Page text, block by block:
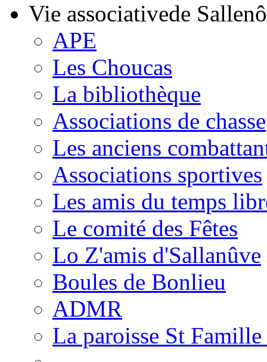
Vie associativede
APE
Les Choucas
La bibliothèque
Associations de chasse
Les anciens
Associations sportives
Les amis du temps
Le comité des Fêtes
Lo Z'amis d'Sallanûve
Boules de Bonlieu
ADMR
La paroisse St